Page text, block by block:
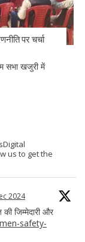
पर चर्चा
सभा खजुरी में
us to get the
2024
जिम्मेदारी और
safety-